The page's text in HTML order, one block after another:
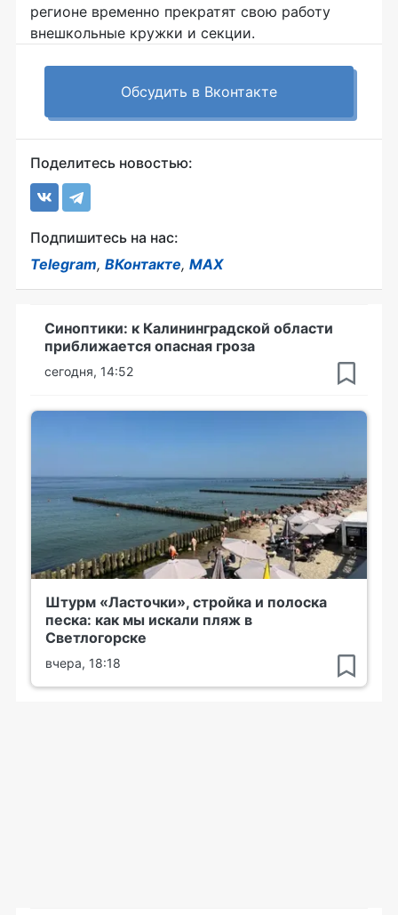
регионе временно прекратят свою работу
внешкольные кружки и секции.
Обсудить в Вконтакте
Поделитесь новостью:
Подпишитесь на нас:
Telegram, ВКонтакте, MAX
Синоптики: к Калининградской области
приближается опасная гроза
сегодня, 14:52
Штурм «Ласточки», стройка и полоска
песка: как мы искали пляж в
Светлогорске
вчера, 18:18